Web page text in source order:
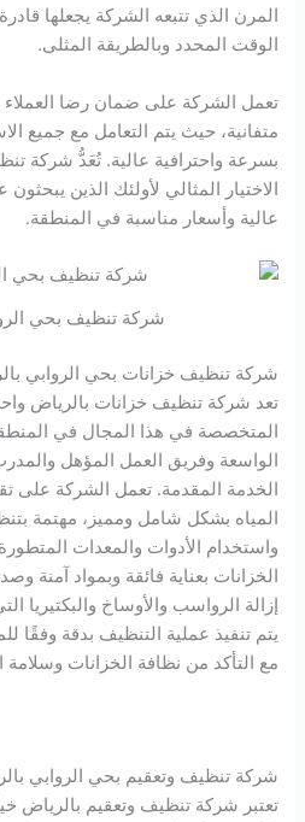
المرن الذي تتبعه الشركة يجعلها
الوقت المحدد وبالطريقة المثلى.
تعمل الشركة على ضمان رضا العملاء
متفانية، حيث يتم التعامل مع جميع
بسرعة واحترافية عالية. تُعَدُّ شركة
الاختيار المثالي لأولئك الذين
عالية وأسعار مناسبة في المنطقة.
شركة تنظيف بحي
شركة تنظيف خزانات بحي الروابي
تعد شركة تنظيف خزانات بالرياض
المتخصصة في هذا المجال في
الواسعة وفريق العمل المؤهل
الخدمة المقدمة. تعمل الشركة على
المياه بشكل شامل ومميز، مهتمة
واستخدام الأدوات والمعدات
الخزانات بعناية فائقة وبمواد آمنة
إزالة الرواسب والأوساخ والبكتيريا
يتم تنفيذ عملية التنظيف بدقة وفقًا
مع التأكد من نظافة الخزانات وسلامة
شركة تنظيف وتعقيم بحي الروابي
تعتبر شركة تنظيف وتعقيم بالرياض